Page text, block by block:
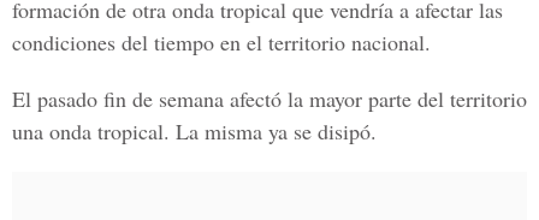
formación de otra onda tropical que vendría a afectar las
condiciones del tiempo en el territorio nacional.
El pasado fin de semana afectó la mayor parte del territorio
una onda tropical. La misma ya se disipó.